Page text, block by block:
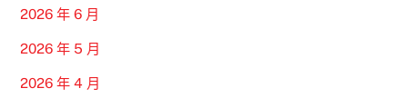
2026 年 6 月
2026 年 5 月
2026 年 4 月